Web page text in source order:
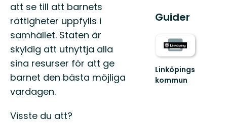
att se till att barnets
rättigheter uppfylls i
samhället. Staten är
skyldig att utnyttja alla
sina resurser för att ge
barnet den bästa möjliga
vardagen.
Visste du att?
Guider
Linköpings
kommun